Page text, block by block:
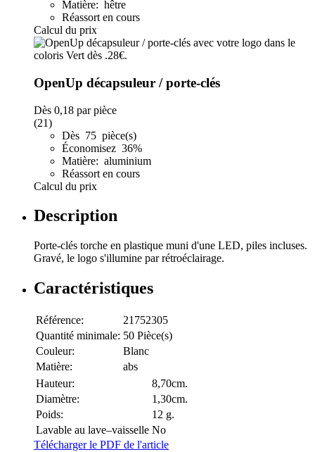
Matière: hêtre
Réassort en cours
Calcul du prix
OpenUp décapsuleur / porte-clés
Dès 0,18 par pièce
(21)
Dès 75 pièce(s)
Économisez 36%
Matière: aluminium
Réassort en cours
Calcul du prix
Description
Porte-clés torche en plastique muni d'une LED, piles incluses.
Gravé, le logo s'illumine par rétroéclairage.
Caractéristiques
Référence:
21752305
Quantité minimale: 50 Pièce(s)
Couleur:
Blanc
Matière:
abs
Hauteur:
8,70cm.
Diamètre:
1,30cm.
Poids:
12 g.
Lavable au lave–vaisselle No
Télécharger le PDF de l'article